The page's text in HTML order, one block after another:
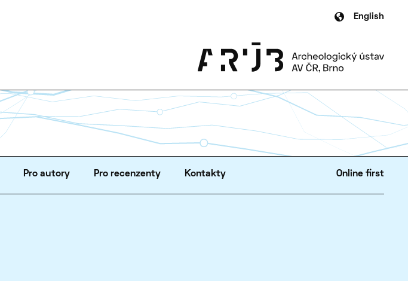
English
Pro autory Pro recenzenty Kontakty Online first